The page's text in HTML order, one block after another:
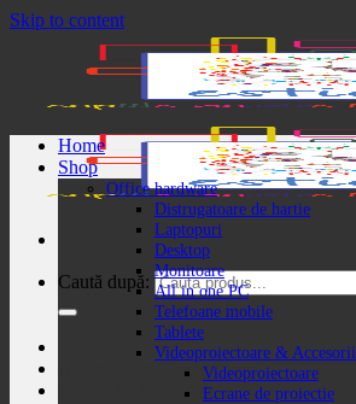
Skip to content
Caută după:
Autentificare / Înregistrare
Home
Shop
Office hardware
Distrugatoare de hartie
Laptopuri
Desktop
Monitoare
All in one PC
Telefoane mobile
Tablete
Videoproiectoare & Accesorii
Videoproiectoare
Ecrane de proiectie